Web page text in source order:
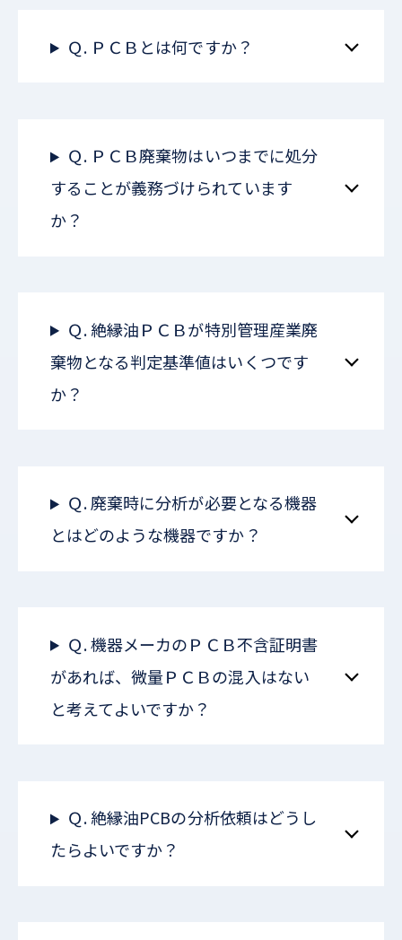
Ｑ. ＰＣＢとは何ですか？
Ｑ. ＰＣＢ廃棄物はいつまでに処分
することが義務づけられています
か？
Ｑ. 絶縁油ＰＣＢが特別管理産業廃
棄物となる判定基準値はいくつです
か？
Ｑ. 廃棄時に分析が必要となる機器
とはどのような機器ですか？
Ｑ. 機器メーカのＰＣＢ不含証明書
があれば、微量ＰＣＢの混入はない
と考えてよいですか？
Ｑ. 絶縁油PCBの分析依頼はどうし
たらよいですか？